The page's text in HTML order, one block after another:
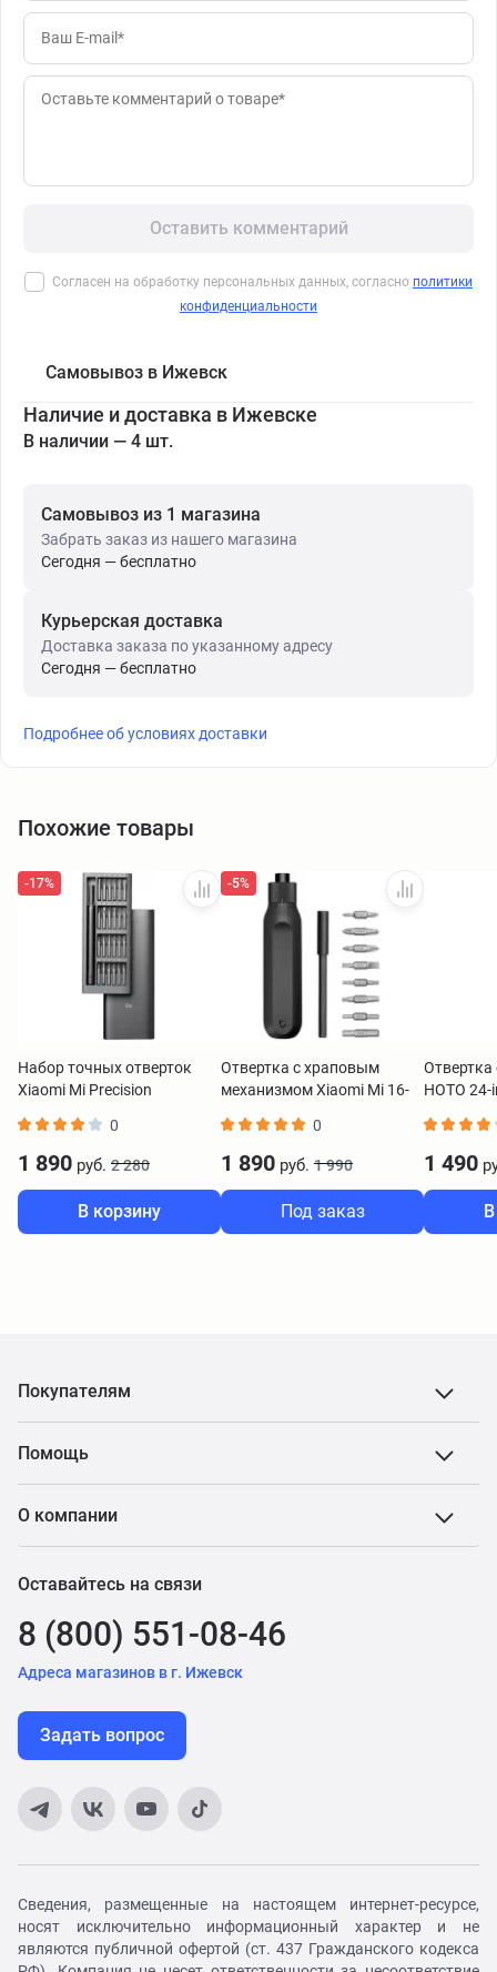
Оставить комментарий
Согласен на обработку персональных данных, согласно политики
конфиденциальности
Самовывоз в Ижевск
Наличие и доставка в Ижевске
В наличии — 4 шт.
Самовывоз из 1 магазина
Забрать заказ из нашего магазина
Сегодня — бесплатно
Курьерская доставка
Доставка заказа по указанному адресу
Сегодня — бесплатно
Подробнее об условиях доставки
Похожие товары
-17%
Набор точных отверток
Xiaomi Mi Precision
BHR4680GL 0
1 890 руб. 2 280
В корзину
-5%
Отвертка с храповым
механизмом Xiaomi Mi 16-
BHR4779GL 0
1 890 руб. 1 990
Под заказ
Отвертка
HOTO
1 490
Покупателям
Помощь
О компании
Оставайтесь на связи
8 (800) 551-08-46
Адреса магазинов в г. Ижевск
Задать вопрос
Сведения, размещенные на настоящем интернет-ресурсе,
носят исключительно информационный характер и не
являются публичной офертой (ст. 437 Гражданского кодекса